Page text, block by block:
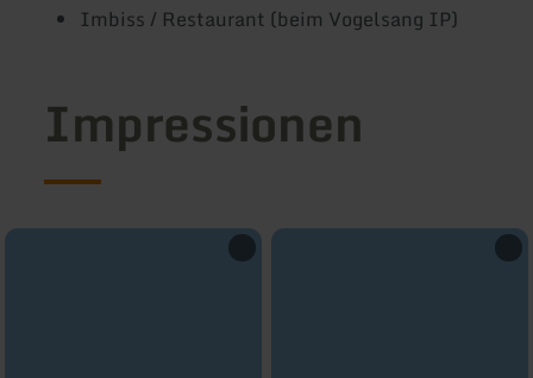
Imbiss / Restaurant (beim Vogelsang IP)
Impressionen